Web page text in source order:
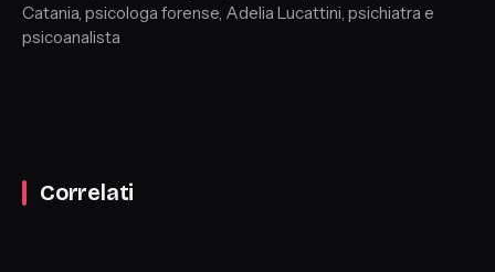
Catania, psicologa forense, Adelia Lucattini, psichiatra e
psicoanalista
Correlati